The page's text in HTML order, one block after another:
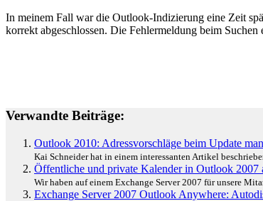
In meinem Fall war die Outlook-Indizierung eine Zeit
korrekt abgeschlossen. Die Fehlermeldung beim
Verwandte Beiträge:
Outlook 2010: Adressvorschläge beim Update
Kai Schneider hat in einem interessanten Artikel
Öffentliche und private Kalender in Outlook 2007
Wir haben auf einem Exchange Server 2007 für unsere
Exchange Server 2007 Outlook Anywhere: